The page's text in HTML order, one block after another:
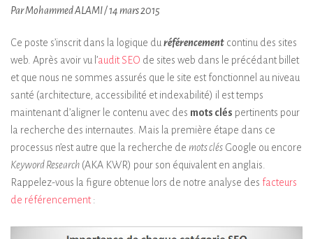
Par Mohammed ALAMI / 14 mars 2015
Ce poste s’inscrit dans la logique du référencement continu des sites
web. Après avoir vu l’audit SEO de sites web dans le précédant billet
et que nous ne sommes assurés que le site est fonctionnel au niveau
santé (architecture, accessibilité et indexabilité) il est temps
maintenant d’aligner le contenu avec des mots clés pertinents pour
la recherche des internautes. Mais la première étape dans ce
processus n’est autre que la recherche de mots clés Google ou encore
Keyword Research (AKA KWR) pour son équivalent en anglais.
Rappelez-vous la figure obtenue lors de notre analyse des facteurs
de référencement: